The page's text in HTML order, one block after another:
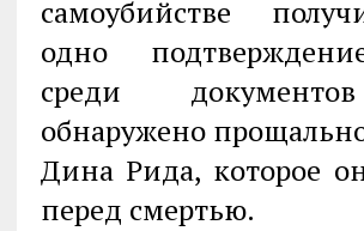
самоубийстве
одно
среди
обнаружено
Дина Рида, которое
перед смертью.